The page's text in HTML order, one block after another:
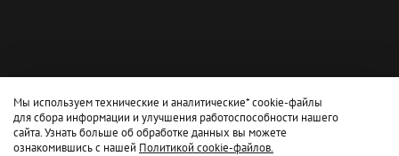
Мы используем технические и аналитические* cookie-файлы
для сбора информации и улучшения работоспособности нашего
сайта. Узнать больше об обработке данных вы можете
ознакомившись с нашей Политикой cookie-файлов.